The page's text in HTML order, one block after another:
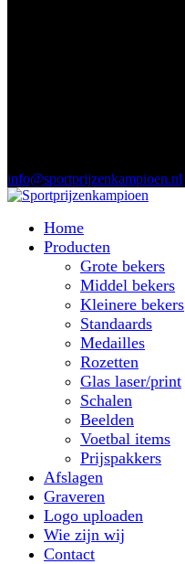
info@sportprijzenkampioen.nl
Home
Producten
Grote bekers
Middel bekers
Kleinere bekers
Standaards
Medailles
Rozetten
Glas laser/print
Schalen
Beelden
Voetbal items
Prijspakkers
Afslagen
Graveren
Logo uploaden
Wie zijn wij
Contact